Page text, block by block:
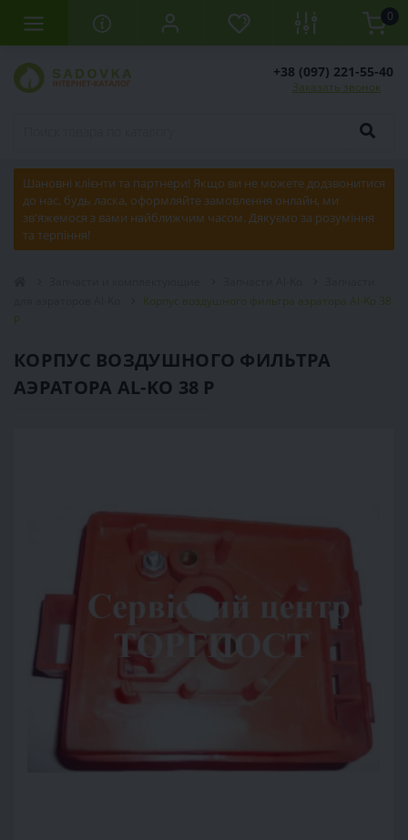
0
+38 (097) 221-55-40
Заказать звонок
Шановні клієнти та партнери! Якщо ви не можете додзвонитися
до нас, будь ласка, оформляйте замовлення онлайн, ми
зв'яжемося з вами найближчим часом. Дякуємо за розуміння
та терпіння!
Корпус воздушного фильтра аэратора Al-Ko 38
P
КОРПУС ВОЗДУШНОГО ФИЛЬТРА
АЭРАТОРА AL-KO 38 P